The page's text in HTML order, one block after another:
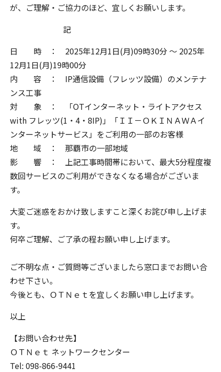
が、ご理解・ご協力のほど、宜しくお願いします。
記
日 時 ： 2025年12月1日(月)09時30分 ～ 2025年
12月1日(月)19時00分
内 容 ： IP通信設備（フレッツ設備）のメンテナ
ンス工事
対 象 ： 「OTインターネット・ライトアクセス
with フレッツ(1・4・8IP)」「ＩＩ－ＯＫＩＮＡＷＡイ
ンターネットサービス」をご利用の一部のお客様
地 域 ： 那覇市の一部地域
影 響 ： 上記工事時間帯において、最大5分程度複
数回サービスのご利用ができなくなる場合がございま
す。
大変ご迷惑をおかけ致しますこと深くお詫び申し上げま
す。
何卒ご理解、ご了承の程お願い申し上げます。
ご不明な点・ご質問等ございましたら窓口までお問い合
わせ下さい。
今後とも、ＯＴＮｅｔを宜しくお願い申し上げます。
以上
【お問い合わせ先】
ＯＴＮｅｔ ネットワークセンター
Tel: 098-866-9441